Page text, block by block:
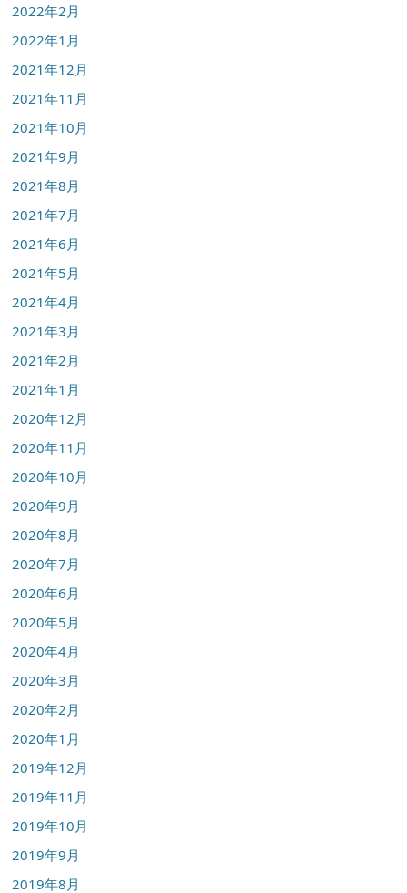
2022年2月
2022年1月
2021年12月
2021年11月
2021年10月
2021年9月
2021年8月
2021年7月
2021年6月
2021年5月
2021年4月
2021年3月
2021年2月
2021年1月
2020年12月
2020年11月
2020年10月
2020年9月
2020年8月
2020年7月
2020年6月
2020年5月
2020年4月
2020年3月
2020年2月
2020年1月
2019年12月
2019年11月
2019年10月
2019年9月
2019年8月